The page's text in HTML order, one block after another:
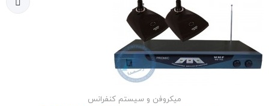
میکروفن و سیستم کنفرانس